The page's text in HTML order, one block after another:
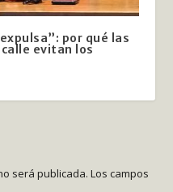
por qué las
evitan los
será publicada. Los campos